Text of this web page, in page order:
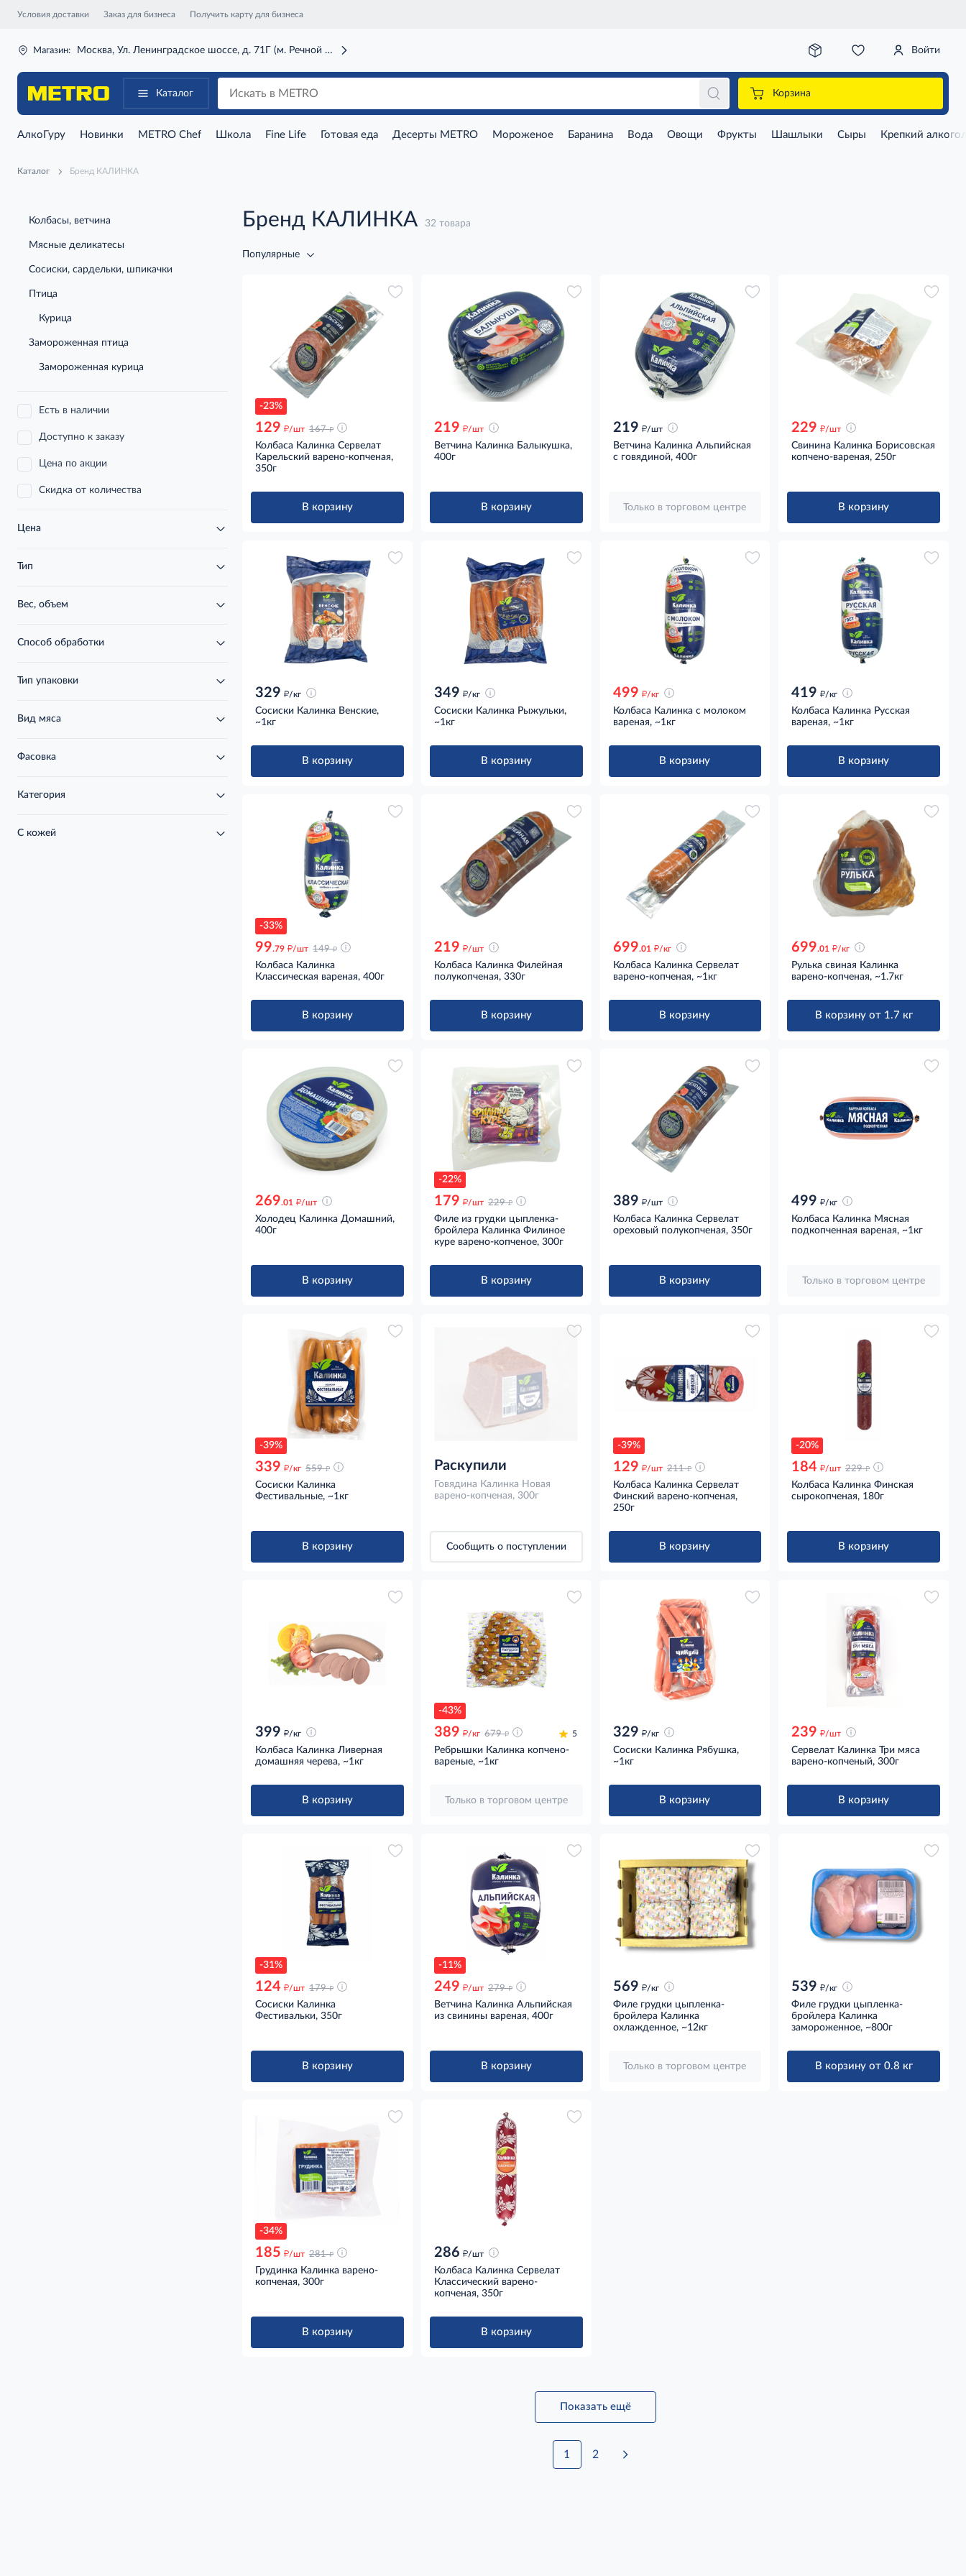
Условия доставки Заказ для бизнеса Получить карту для бизнеса
Магазин: Москва, Ул. Ленинградское шоссе, д. 71Г (м. Речной вокзал) Войти
Каталог Корзина
АлкоГуру Новинки METRO Chef Школа Fine Life Готовая еда Десерты METRO Мороженое Баранина Вода Овощи Фрукты Шашлыки Сыры Крепкий
Каталог Бренд КАЛИНКА
Колбасы, ветчина
Мясные деликатесы
Сосиски, сардельки, шпикачки
Птица
Курица
Замороженная птица
Замороженная курица
Есть в наличии
Доступно к заказу
Цена по акции
Скидка от количества
Цена
Тип
Вес, объем
Способ обработки
Тип упаковки
Вид мяса
Фасовка
Категория
С кожей
Бренд КАЛИНКА 32 товара
Популярные
-23%
129 д/шт 167 д
Колбаса Калинка Сервелат
Карельский варено-копченая,
350г
В корзину
219 д/шт
Ветчина Калинка Балыкушка,
400г
В корзину
219 д/шт
Ветчина Калинка Альпийская
с говядиной, 400г
Только в торговом центре
229 д/шт
Свинина Калинка Борисовская
копчено-вареная, 250г
В корзину
329 д/кг
Сосиски Калинка Венские,
~1кг
В корзину
349 д/кг
Сосиски Калинка Рыжульки,
~1кг
В корзину
499 д/кг
Колбаса Калинка с молоком
вареная, ~1кг
В корзину
419 д/кг
Колбаса Калинка Русская
вареная, ~1кг
В корзину
-33%
99.79 д/шт 149 д
Колбаса Калинка
Классическая вареная, 400г
В корзину
219 д/шт
Колбаса Калинка Филейная
полукопченая, 330г
В корзину
699.01 д/кг
Колбаса Калинка Сервелат
варено-копченая, ~1кг
В корзину
699.01 д/кг
Рулька свиная Калинка
варено-копченая, ~1.7кг
В корзину от 1.7 кг
269.01 д/шт
Холодец Калинка Домашний,
400г
В корзину
-22%
179 д/шт 229 д
Филе из грудки цыпленка-
бройлера Калинка Филиное
куре варено-копченое, 300г
В корзину
389 д/шт
Колбаса Калинка Сервелат
ореховый полукопченая, 350г
В корзину
499 д/кг
Колбаса Калинка Мясная
подкопченная вареная, ~1кг
Только в торговом центре
-39%
339 д/кг 559 д
Сосиски Калинка
Фестивальные, ~1кг
В корзину
Раскупили
Говядина Калинка Новая
варено-копченая, 300г
Сообщить о поступлении
-39%
129 д/шт 211 д
Колбаса Калинка Сервелат
Финский варено-копченая,
250г
В корзину
-20%
184 д/шт 229 д
Колбаса Калинка Финская
сырокопченая, 180г
В корзину
399 д/кг
Колбаса Калинка Ливерная
домашняя черева, ~1кг
В корзину
-43%
389 д/кг 679 д 5
Ребрышки Калинка копчено-
вареные, ~1кг
Только в торговом центре
329 д/кг
Сосиски Калинка Рябушка,
~1кг
В корзину
239 д/шт
Сервелат Калинка Три мяса
варено-копченый, 300г
В корзину
-31%
124 д/шт 179 д
Сосиски Калинка
Фестивальки, 350г
В корзину
-11%
249 д/шт 279 д
Ветчина Калинка Альпийская
из свинины вареная, 400г
В корзину
569 д/кг
Филе грудки цыпленка-
бройлера Калинка
охлажденное, ~12кг
Только в торговом центре
539 д/кг
Филе грудки цыпленка-
бройлера Калинка
замороженное, ~800г
В корзину от 0.8 кг
-34%
185 д/шт 281 д
Грудинка Калинка варено-
копченая, 300г
В корзину
286 д/шт
Колбаса Калинка Сервелат
Классический варено-
копченая, 350г
В корзину
Показать ещё
1 2